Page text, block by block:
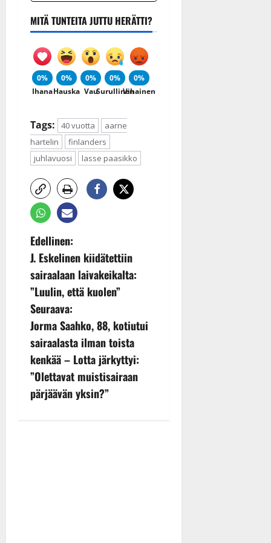
MITÄ TUNTEITA JUTTU HERÄTTI?
0%
Ihana
0%
Hauska
0%
Vau
0%
Surullinen
0%
Vihainen
Tags: 40 vuotta
aarne
hartelin
finlanders
juhlavuosi
lasse paasikko
P
o
s
t
n
a
v
Edellinen:
J. Eskelinen kiidätettiin
sairaalaan laivakeikalta:
”Luulin, että kuolen”
Seuraava:
Jorma Saahko, 88, kotiutui
sairaalasta ilman toista
kenkää – Lotta järkyttyi:
”Olettavat muistisairaan
pärjäävän yksin?”